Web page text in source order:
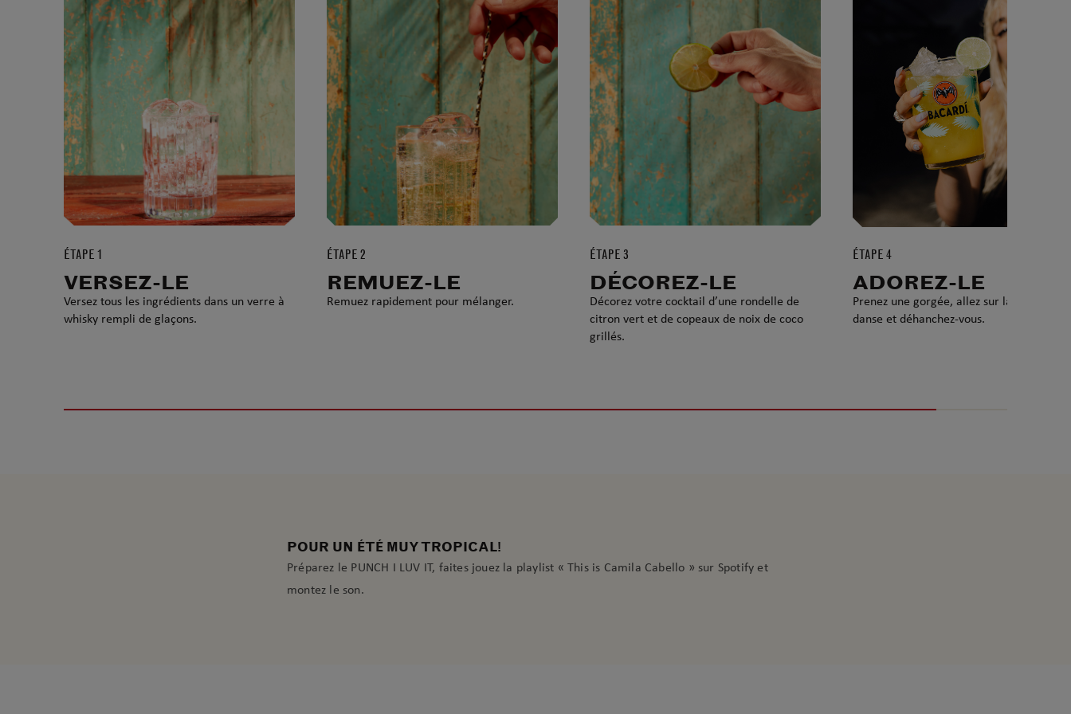
ÉTAPE 1
VERSEZ-LE
Versez tous les ingrédients dans un verre à
whisky rempli de glaçons.
ÉTAPE 2
REMUEZ-LE
Remuez rapidement pour mélanger.
ÉTAPE 3
DÉCOREZ-LE
Décorez votre cocktail d’une rondelle de
citron vert et de copeaux de noix de coco
grillés.
ÉTAPE 4
ADOREZ-LE
Prenez une gorgée, allez sur la piste de
danse et déhanchez-vous.
POUR UN ÉTÉ MUY TROPICAL!
Préparez le PUNCH I LUV IT, faites jouez la playlist « This is Camila Cabello » sur Spotify et
montez le son.